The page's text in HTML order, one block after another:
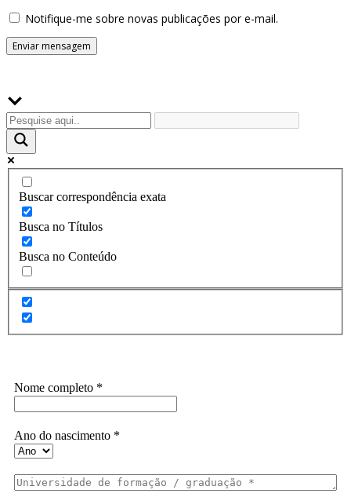
Notifique-me sobre novas publicações por e-mail.
Buscar correspondência exata
Busca no Títulos
Busca no Conteúdo
Nome completo *
Ano do nascimento *